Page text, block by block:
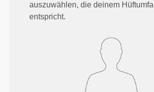
auszuwählen, die deinem
entspricht.